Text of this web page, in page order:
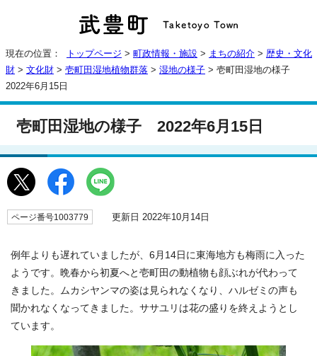
現在の位置： トップページ > 町政情報・施設 > まちの紹介 > 歴史・文化
財 > 文化財 > 壱町田湿地植物群落 > 湿地の様子 > 壱町田湿地の様子
2022年6月15日
壱町田湿地の様子 2022年6月15日
ページ番号1003779 更新日 2022年10月14日
例年よりも遅れていましたが、6月14日に東海地方も梅雨に入った
ようです。晩春から初夏へと壱町田の動植物も顔ぶれが代わって
きました。ムカシヤンマの姿は見られなくなり、ハルゼミの声も
聞かれなくなってきました。ササユリは花の盛りを終えようとし
ています。